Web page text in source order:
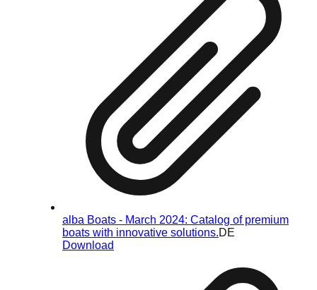
alba Boats - March 2024: Catalog of premium
boats with innovative solutions.DE
Download